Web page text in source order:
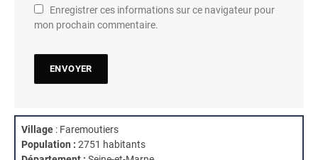
Enregistrer ces informations sur ce navigateur pour
mon prochain commentaire.
Village : Faremoutiers
Population : 2751 habitants